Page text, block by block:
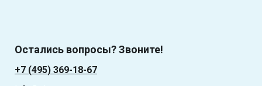
Остались вопросы? Звоните!
+7 (495) 369-18-67